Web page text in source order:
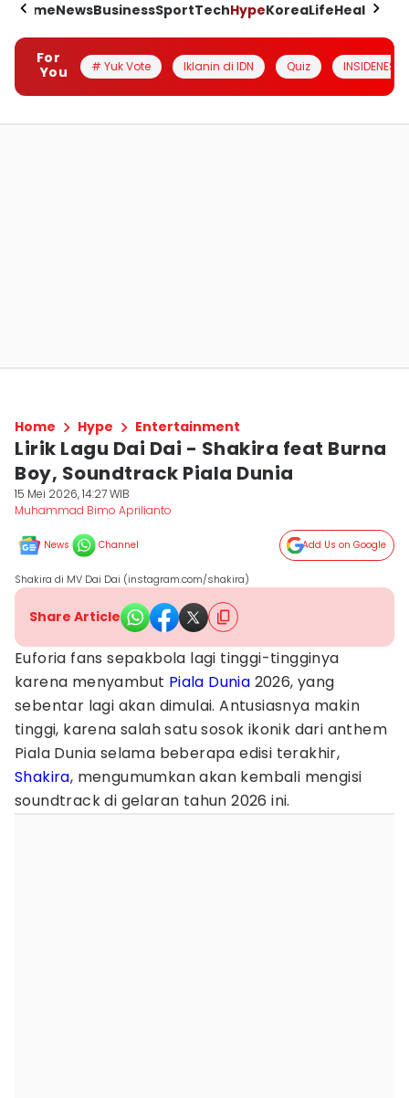
HomeNewsBusinessSportTechHypeKoreaLifeHealth
For
You
# Yuk Vote Iklanin di IDN Quiz INSIDENESIA
Home Hype Entertainment
Lirik Lagu Dai Dai - Shakira feat Burna
Boy, Soundtrack Piala Dunia
15 Mei 2026, 14:27 WIB
Muhammad Bimo Aprilianto
News Channel Add Us on Google
Shakira di MV Dai Dai (instagram.com/shakira)
Share Article
Euforia fans sepakbola lagi tinggi-tingginya
karena menyambut Piala Dunia 2026, yang
sebentar lagi akan dimulai. Antusiasnya makin
tinggi, karena salah satu sosok ikonik dari anthem
Piala Dunia selama beberapa edisi terakhir,
Shakira, mengumumkan akan kembali mengisi
soundtrack di gelaran tahun 2026 ini.